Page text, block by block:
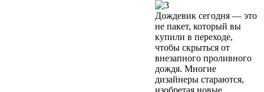
Дождевик сегодня — это
не пакет, который вы
купили в переходе,
чтобы скрыться от
внезапного проливного
дождя. Многие
дизайнеры стараются,
изобретая новые